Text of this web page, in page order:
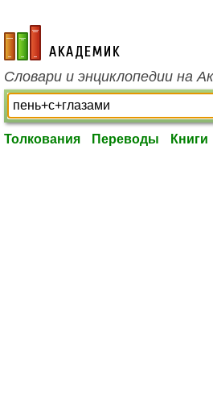
academic.ru
Словари и энциклопедии на
Толкования Переводы Книги